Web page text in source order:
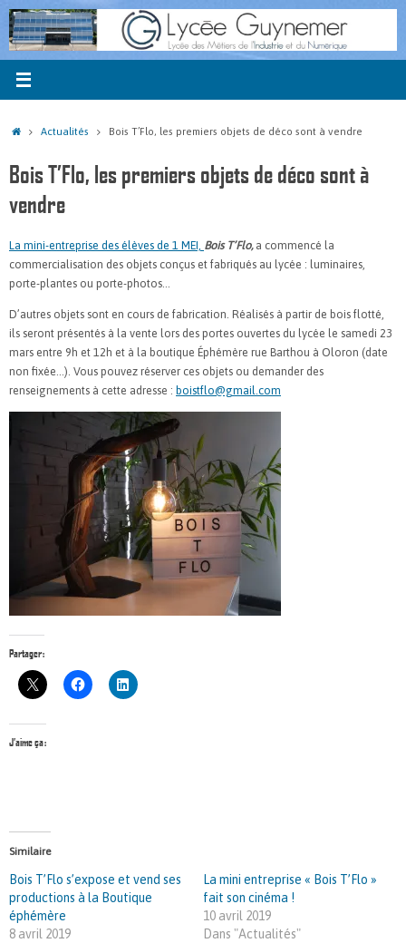
Passer
au
contenu
Accueil
Actualités Bois T’Flo, les premiers objets de déco sont à vendre
Bois T’Flo, les premiers objets de déco sont à
vendre
La mini-entreprise des élèves de 1 MEI, Bois T’Flo, a commencé la
commercialisation des objets conçus et fabriqués au lycée : luminaires,
porte-plantes ou porte-photos…
D’autres objets sont en cours de fabrication. Réalisés à partir de bois flotté,
ils seront présentés à la vente lors des portes ouvertes du lycée le samedi 23
mars entre 9h et 12h et à la boutique Éphémère rue Barthou à Oloron (date
non fixée…). Vous pouvez réserver ces objets ou demander des
renseignements à cette adresse : boistflo@gmail.com
Partager :
J’aime ça :
Similaire
Bois T’Flo s’expose et vend ses
productions à la Boutique
éphémère
8 avril 2019
La mini entreprise « Bois T’Flo »
fait son cinéma !
10 avril 2019
Dans "Actualités"